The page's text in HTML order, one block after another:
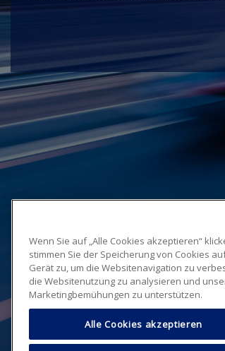
Wenn Sie auf „Alle Cookies akzeptieren“
stimmen Sie der Speicherung von Cookies
Gerät zu, um die Websitenavigation zu
die Websitenutzung zu analysieren und
Marketingbemühungen zu unterstützen.
Alle Cookies akzeptieren